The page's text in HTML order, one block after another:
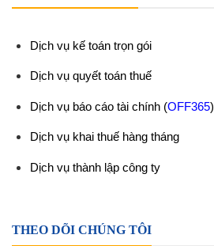
Dịch vụ kế toán trọn gói
Dịch vụ quyết toán thuế
Dịch vụ báo cáo tài chính (OFF365)
Dịch vụ khai thuế hàng tháng
Dịch vụ thành lập công ty
THEO DÕI CHÚNG TÔI